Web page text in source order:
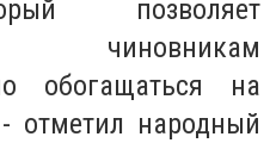
позволяет
чиновникам
обогащаться на
отметил народный